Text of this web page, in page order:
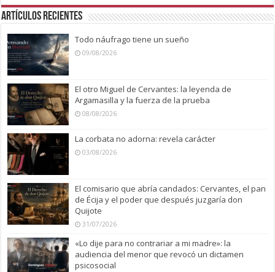
Artículos recientes
Todo náufrago tiene un sueño
09/08/2026
El otro Miguel de Cervantes: la leyenda de
Argamasilla y la fuerza de la prueba
08/08/2026
La corbata no adorna: revela carácter
03/08/2026
El comisario que abría candados: Cervantes, el pan
de Écija y el poder que después juzgaría don
Quijote
31/07/2026
«Lo dije para no contrariar a mi madre»: la
audiencia del menor que revocó un dictamen
psicosocial